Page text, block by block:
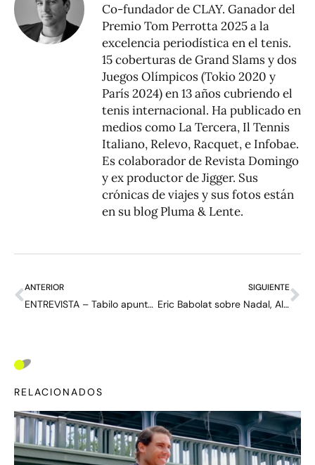
Co-fundador de CLAY. Ganador del
Premio Tom Perrotta 2025 a la
excelencia periodística en el tenis.
15 coberturas de Grand Slams y dos
Juegos Olímpicos (Tokio 2020 y
París 2024) en 13 años cubriendo el
tenis internacional. Ha publicado en
medios como La Tercera, Il Tennis
Italiano, Relevo, Racquet, e Infobae.
Es colaborador de Revista Domingo
y ex productor de Jigger. Sus
crónicas de viajes y sus fotos están
en su blogPluma & Lente.
ANTERIOR
ENTREVISTA – Tabilo apunta a Djokovic en su primer Wimbledon: “Veo que podría jugar con él y lo uso como motivación”
SIGUIENTE
Eric Babolat sobre Nadal, Alcaraz y cómo encordar una raqueta: “Estoy seguro de que soy el único CEO capaz de hacerlo”
RELACIONADOS